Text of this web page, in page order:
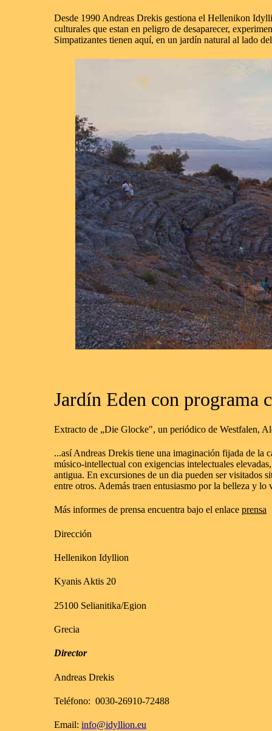
Desde 1990 Andreas Drekis gestiona el Hellenikon
culturales que estan en peligro de desaparecer,
Simpatizantes tienen aquí, en un jardín natural al lado
Jardín Eden con programa
Extracto de „Die Glocke", un periódico de Westfalen,
...así Andreas Drekis tiene una imaginación fijada de la
músico-intellectual con exigencias intelectuales
antigua. En excursiones de un dia pueden ser
entre otros. Además traen entusiasmo por la belleza y lo
Más informes de prensa encuentra bajo el enlace prensa
Dirección
Hellenikon Idyllion
Kyanis Aktis 20
25100 Selianitika/Egion
Grecia
Director
Andreas Drekis
Teléfono: 0030-26910-72488
Email: info@idyllion.eu